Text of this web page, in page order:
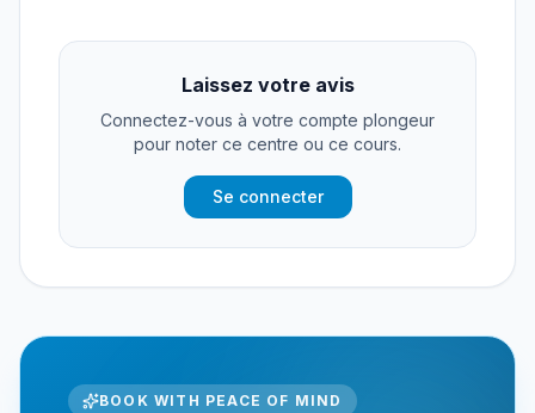
Laissez votre avis
Connectez-vous à votre compte plongeur
pour noter ce centre ou ce cours.
Se connecter
BOOK WITH PEACE OF MIND